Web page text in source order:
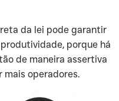
da lei pode garantir
porque há
de maneira assertiva
operadores.